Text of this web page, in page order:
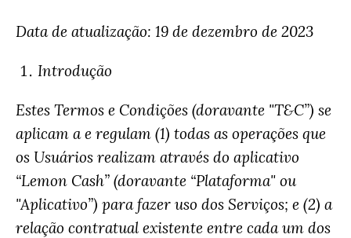
Data de atualização: 19 de dezembro de 2023
Introdução
Estes Termos e Condições (doravante "T&C”) se
aplicam a e regulam (1) todas as operações que
os Usuários realizam através do aplicativo
“Lemon Cash” (doravante “Plataforma" ou
"Aplicativo”) para fazer uso dos Serviços; e (2) a
relação contratual existente entre cada um dos